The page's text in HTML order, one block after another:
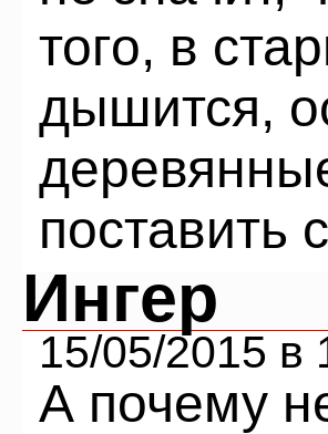
того, в
дышится,
поставить
Ингер
15/05/2015 в
А почему